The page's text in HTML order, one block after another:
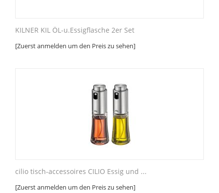
KILNER KIL ÖL-u.Essigflasche 2er Set
[Zuerst anmelden um den Preis zu sehen]
cilio tisch-accessoires CILIO Essig und ...
[Zuerst anmelden um den Preis zu sehen]